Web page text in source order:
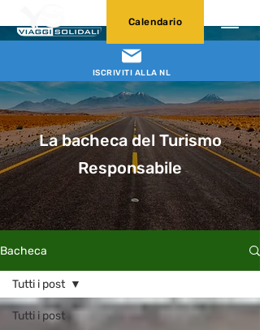
ISCRIVITI ALLA NL
Calendario
La bacheca del Turismo
Responsabile
Bacheca
Tutti i post
Tutti i post